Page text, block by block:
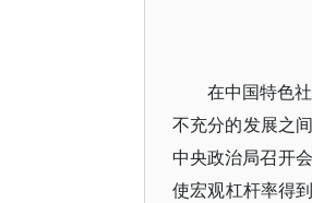
在中国特色
不充分的发展之
中央政治局召开
使宏观杠杆率得